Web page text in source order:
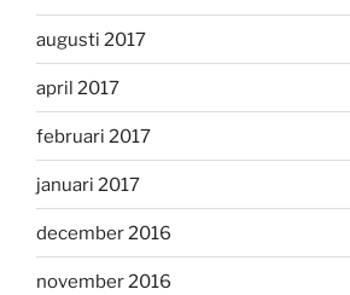
augusti 2017
april 2017
februari 2017
januari 2017
december 2016
november 2016